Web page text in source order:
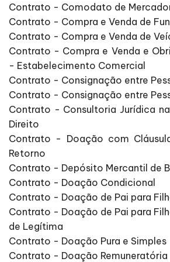
Contrato - Comodato de
Contrato - Compra e Venda de
Contrato - Compra e Venda de
Contrato - Compra e Venda e
- Estabelecimento Comercial
Contrato - Consignação entre
Contrato - Consignação entre
Contrato - Consultoria Jurídica
Direito
Contrato - Doação com
Retorno
Contrato - Depósito Mercantil de
Contrato - Doação Condicional
Contrato - Doação de Pai para
Contrato - Doação de Pai para
de Legítima
Contrato - Doação Pura e Simples
Contrato - Doação Remuneratória